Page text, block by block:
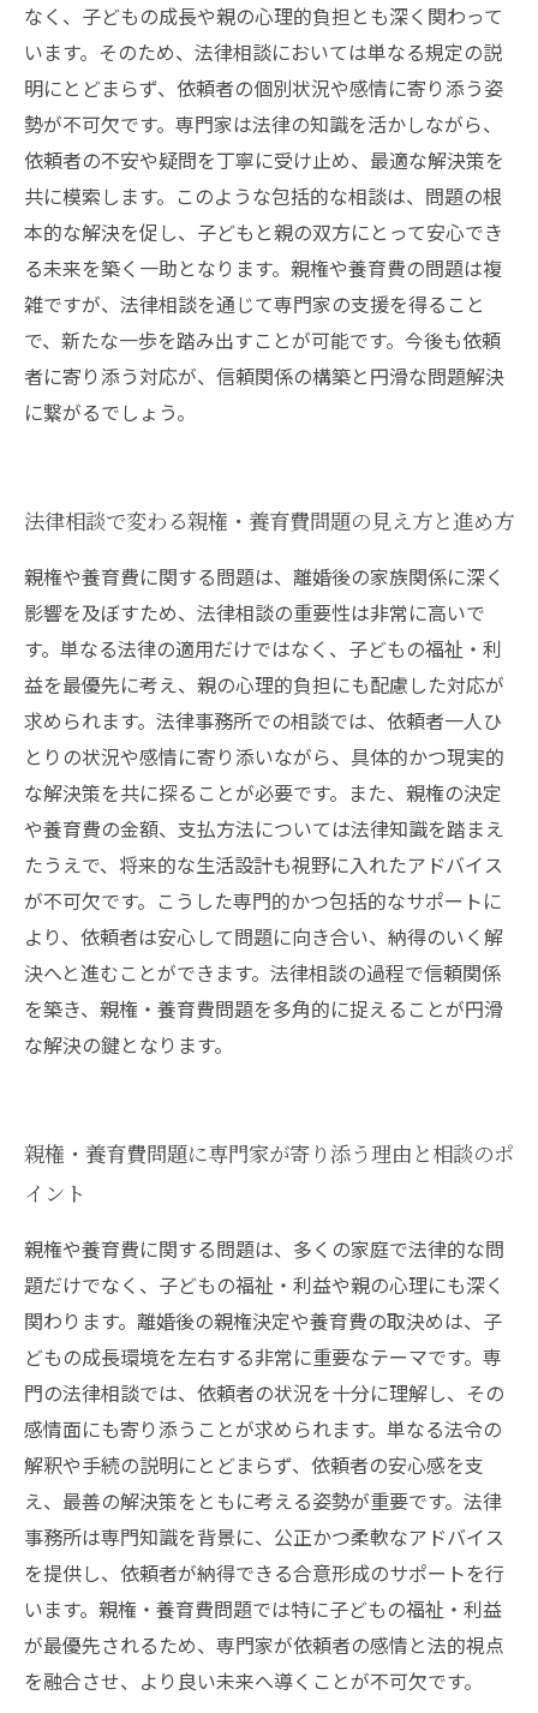
なく、子どもの成長や親の心理的負担とも深く関わって
います。そのため、法律相談においては単なる規定の説
明にとどまらず、依頼者の個別状況や感情に寄り添う姿
勢が不可欠です。専門家は法律の知識を活かしながら、
依頼者の不安や疑問を丁寧に受け止め、最適な解決策を
共に模索します。このような包括的な相談は、問題の根
本的な解決を促し、子どもと親の双方にとって安心でき
る未来を築く一助となります。親権や養育費の問題は複
雑ですが、法律相談を通じて専門家の支援を得ること
で、新たな一歩を踏み出すことが可能です。今後も依頼
者に寄り添う対応が、信頼関係の構築と円滑な問題解決
に繋がるでしょう。
法律相談で変わる親権・養育費問題の見え方と進め方
親権や養育費に関する問題は、離婚後の家族関係に深く
影響を及ぼすため、法律相談の重要性は非常に高いで
す。単なる法律の適用だけではなく、子どもの福祉・利
益を最優先に考え、親の心理的負担にも配慮した対応が
求められます。法律事務所での相談では、依頼者一人ひ
とりの状況や感情に寄り添いながら、具体的かつ現実的
な解決策を共に探ることが必要です。また、親権の決定
や養育費の金額、支払方法については法律知識を踏まえ
たうえで、将来的な生活設計も視野に入れたアドバイス
が不可欠です。こうした専門的かつ包括的なサポートに
より、依頼者は安心して問題に向き合い、納得のいく解
決へと進むことができます。法律相談の過程で信頼関係
を築き、親権・養育費問題を多角的に捉えることが円滑
な解決の鍵となります。
親権・養育費問題に専門家が寄り添う理由と相談のポ
イント
親権や養育費に関する問題は、多くの家庭で法律的な問
題だけでなく、子どもの福祉・利益や親の心理にも深く
関わります。離婚後の親権決定や養育費の取決めは、子
どもの成長環境を左右する非常に重要なテーマです。専
門の法律相談では、依頼者の状況を十分に理解し、その
感情面にも寄り添うことが求められます。単なる法令の
解釈や手続の説明にとどまらず、依頼者の安心感を支
え、最善の解決策をともに考える姿勢が重要です。法律
事務所は専門知識を背景に、公正かつ柔軟なアドバイス
を提供し、依頼者が納得できる合意形成のサポートを行
います。親権・養育費問題では特に子どもの福祉・利益
が最優先されるため、専門家が依頼者の感情と法的視点
を融合させ、より良い未来へ導くことが不可欠です。